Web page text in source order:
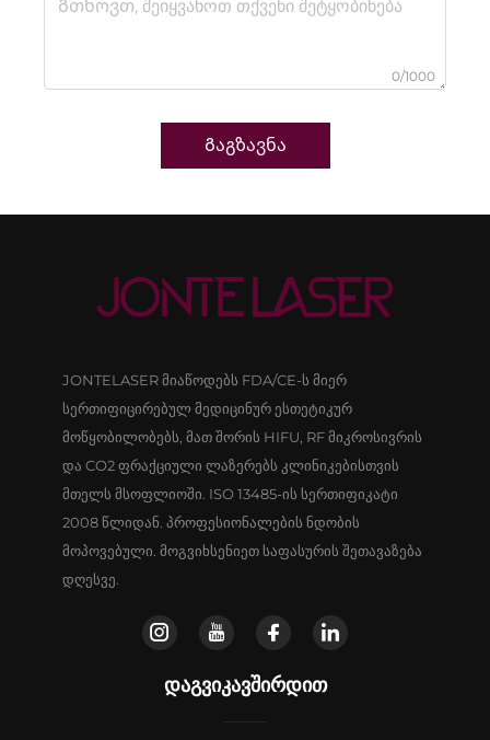
0/1000
Გაგზავნა
JONTELASER მიაწოდებს FDA/CE-ს მიერ
სერთიფიცირებულ მედიცინურ ესთეტიკურ
მოწყობილობებს, მათ შორის HIFU, RF მიკროსივრის
და CO2 ფრაქციული ლაზერებს კლინიკებისთვის
მთელს მსოფლიოში. ISO 13485-ის სერთიფიკატი
2008 წლიდან. პროფესიონალების ნდობის
მოპოვებული. მოგვიხსენიეთ საფასურის შეთავაზება
დღესვე.
ᲓᲐᲒᲕᲘᲙᲐᲕᲨᲘᲠᲓᲘᲗ